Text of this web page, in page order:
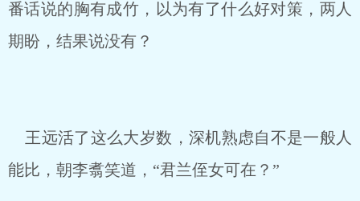
番话说的胸有成竹，以为有了什么好对策，两人
期盼，结果说没有？
王远活了这么大岁数，深机熟虑自不是一般人
能比，朝李翥笑道，“君兰侄女可在？”